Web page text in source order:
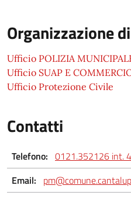
Organizzazione
Ufficio POLIZIA
Ufficio SUAP E
Ufficio Protezione Civile
Contatti
Telefono: 0121.352126 int. 4
Email: